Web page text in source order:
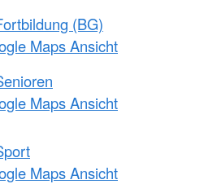
(BG)
Maps Ansicht
Maps Ansicht
Maps Ansicht